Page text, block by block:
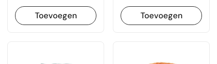
Toevoegen Toevoegen